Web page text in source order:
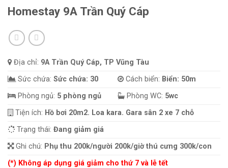
Homestay 9A Trần Quý Cáp
Địa chỉ: 9A Trần Quý Cáp, TP Vũng Tàu
Sức chứa: Sức chứa: 30 Cách biển: Biển: 50m
Phòng ngủ: 5 phòng ngủ Phòng WC: 5wc
Tiện ích: Hồ bơi 20m2. Loa kara. Gara sân 2 xe 7 chỗ
Trạng thái: Đang giảm giá
Ghi chú: Phụ thu 200k/người 200k/giờ thú cưng 300k/con
(*) Không áp dụng giá giảm cho thứ 7 và lễ tết